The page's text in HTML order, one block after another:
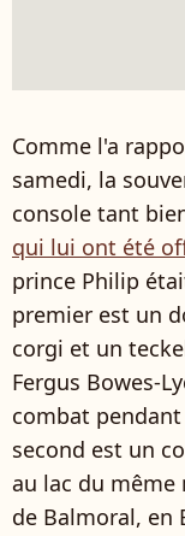
Comme l'a
samedi, la
console tant
qui lui ont été
prince Philip
premier est un
corgi et un
Fergus Bowes-
combat
second est un
au lac du
de Balmoral, en